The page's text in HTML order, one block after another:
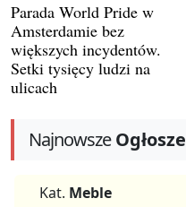
Parada World Pride w
Amsterdamie bez
większych incydentów.
Setki tysięcy ludzi na
ulicach
Najnowsze
Kat. Meble